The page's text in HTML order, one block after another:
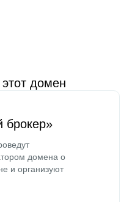
домен
брокер»
домена о
и организуют